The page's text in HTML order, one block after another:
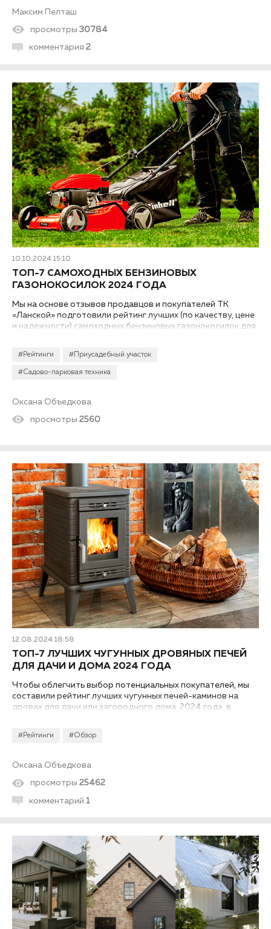
Максим Пелташ
просмотры 30784
комментария 2
10.10.2024 15:10
#Рейтинги #Приусадебный участок
#Садово-парковая техника
ТОП-7 САМОХОДНЫХ БЕНЗИНОВЫХ
ГАЗОНОКОСИЛОК 2024 ГОДА
Мы на основе отзывов продавцов и покупателей ТК
«Ланской» подготовили рейтинг лучших (по качеству, цене
и надежности) самоходных бензиновых газонокосилок для
Оксана Объедкова
просмотры 2560
12.08.2024 18:58
#Рейтинги #Обзор
ТОП-7 ЛУЧШИХ ЧУГУННЫХ ДРОВЯНЫХ ПЕЧЕЙ
ДЛЯ ДАЧИ И ДОМА 2024 ГОДА
Чтобы облегчить выбор потенциальных покупателей, мы
составили рейтинг лучших чугунных печей-каминов на
дровах для дачи или загородного дома 2024 года, в
«Ланской»...
Оксана Объедкова
просмотры 25462
комментарий 1